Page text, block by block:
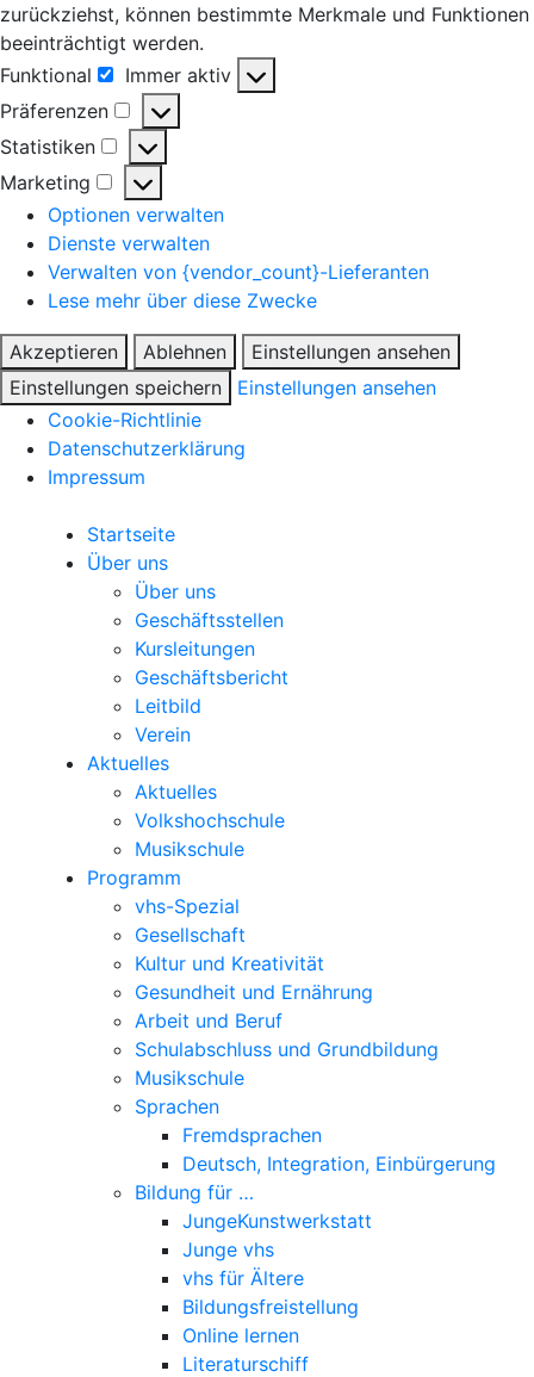
zurückziehst, können bestimmte Merkmale und Funktionen
beeinträchtigt werden.
Funktional
Immer aktiv
Präferenzen
Statistiken
Marketing
Optionen verwalten
Dienste verwalten
Verwalten von {vendor_count}-Lieferanten
Lese mehr über diese Zwecke
Akzeptieren Ablehnen
Einstellungen ansehen
Einstellungen speichern
Einstellungen ansehen
Cookie-Richtlinie
Datenschutzerklärung
Impressum
Startseite
Über uns
Über uns
Geschäftsstellen
Kursleitungen
Geschäftsbericht
Leitbild
Verein
Aktuelles
Aktuelles
Volkshochschule
Musikschule
Programm
vhs-Spezial
Gesellschaft
Kultur und Kreativität
Gesundheit und Ernährung
Arbeit und Beruf
Schulabschluss und Grundbildung
Musikschule
Sprachen
Fremdsprachen
Deutsch, Integration, Einbürgerung
Bildung für …
JungeKunstwerkstatt
Junge vhs
vhs für Ältere
Bildungsfreistellung
Online lernen
Literaturschiff